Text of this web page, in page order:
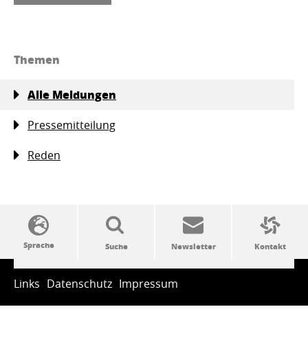
Themen
Alle Meldungen
Pressemitteilung
Reden
SSW-Politik von A bis Z
Links Datenschutz Impressum